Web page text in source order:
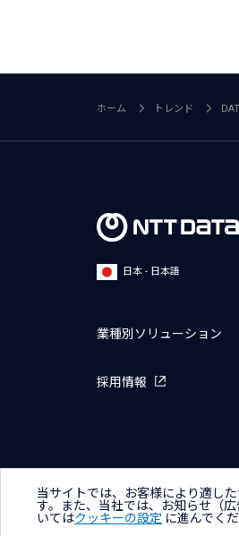
ホーム トレンド
日本 - 日本語
業種別ソリューション
採用情報
サイトマップ お問い合わせ
当サイトでは、お客様により適し
す。また、当社では、お知らせ（
いてはクッキーの設定 に進んでく